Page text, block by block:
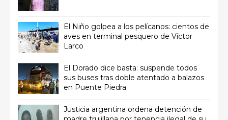
El Niño golpea a los pelícanos: cientos de
aves en terminal pesquero de Víctor
Larco
El Dorado dice basta: suspende todos
sus buses tras doble atentado a balazos
en Puente Piedra
Justicia argentina ordena detención de